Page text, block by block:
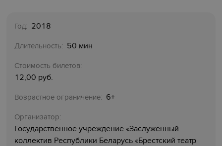
Год: 2018
Длительность: 50 мин
Стоимость билетов:
12,00 руб.
Возрастное ограничение: 6+
Организатор:
Государственное учреждение «Заслуженный
коллектив Республики Беларусь «Брестский театр